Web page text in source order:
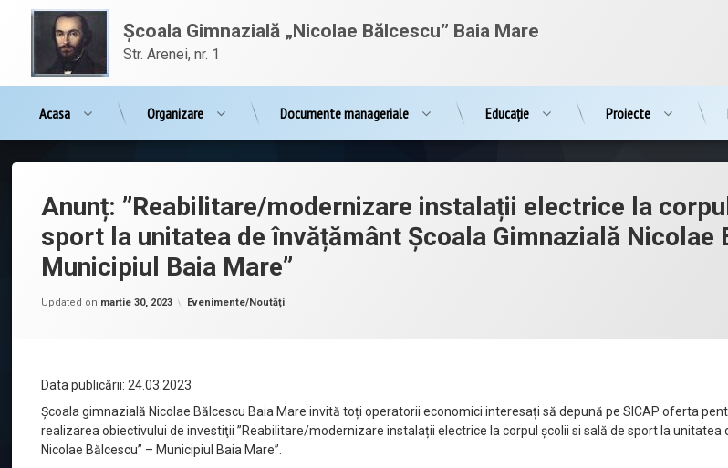
conținut
Școala Gimnazială „Nicolae Bălcescu” Baia Mare
Str. Arenei, nr. 1
Acasa Organizare Documente manageriale Educație Proiecte
Anunț: ”Reabilitare/modernizare instalații electrice la
sport la unitatea de învățământ Școala Gimnazială Nicolae
Municipiul Baia Mare”
Updated on martie 30, 2023
admnbalcescu
Categorii:
Evenimente/Noutăţi
Data publicării: 24.03.2023
Școala gimnazială Nicolae Bălcescu Baia Mare invită toți operatorii economici interesați să depună pe SICAP oferta
realizarea obiectivului de investiţii ”Reabilitare/modernizare instalații electrice la corpul școlii si sală de sport la unitatea
Nicolae Bălcescu” – Municipiul Baia Mare”.